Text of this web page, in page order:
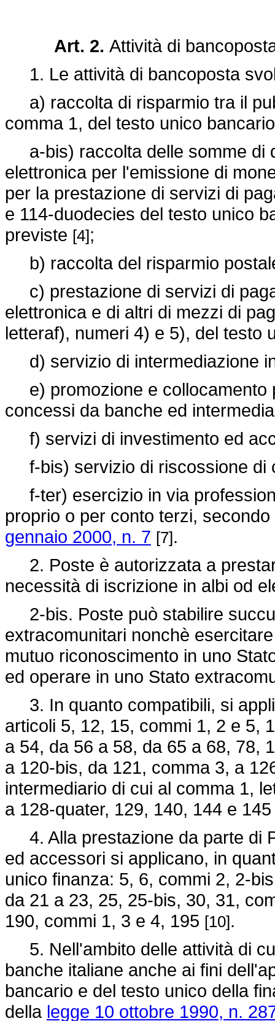
Art. 2. Attività di
1. Le attività di bancoposta
a) raccolta di risparmio tra il
comma 1, del testo unico
a-bis) raccolta delle somme di
elettronica per l'emissione di
per la prestazione di servizi di
e 114-duodecies del testo unico
previste [4];
b) raccolta del risparmio
c) prestazione di servizi di
elettronica e di altri di mezzi di
letteraf), numeri 4) e 5), del testo
d) servizio di intermediazione
e) promozione e collocamento
concessi da banche ed
f) servizi di investimento ed
f-bis) servizio di riscossione di
f-ter) esercizio in via
proprio o per conto terzi,
gennaio 2000, n. 7 [7].
2. Poste è autorizzata a
necessità di iscrizione in albi od
2-bis. Poste può stabilire
extracomunitari nonchè
mutuo riconoscimento in uno
ed operare in uno Stato
3. In quanto compatibili, si
articoli 5, 12, 15, commi 1, 2 e 5,
a 54, da 56 a 58, da 65 a 68, 78,
a 120-bis, da 121, comma 3, a
intermediario di cui al comma 1,
a 128-quater, 129, 140, 144 e
4. Alla prestazione da parte di
ed accessori si applicano, in
unico finanza: 5, 6, commi 2, 2-
da 21 a 23, 25, 25-bis, 30, 31,
190, commi 1, 3 e 4, 195 [10].
5. Nell'ambito delle attività di
banche italiane anche ai fini
bancario e del testo unico della
della legge 10 ottobre 1990, n.